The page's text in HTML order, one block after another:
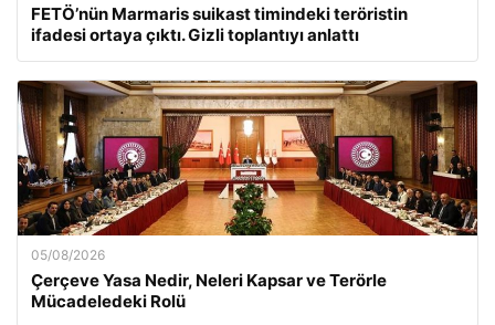
FETÖ’nün Marmaris suikast timindeki teröristin
ifadesi ortaya çıktı. Gizli toplantıyı anlattı
05/08/2026
Çerçeve Yasa Nedir, Neleri Kapsar ve Terörle
Mücadeledeki Rolü